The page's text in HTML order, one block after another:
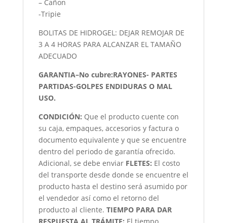
– Cañon
-Tripie
BOLITAS DE HIDROGEL: DEJAR REMOJAR DE
3 A 4 HORAS PARA ALCANZAR EL TAMAÑO
ADECUADO
GARANTIA–No cubre:RAYONES- PARTES
PARTIDAS-GOLPES ENDIDURAS O MAL
USO.
CONDICIÓN: Que el producto cuente con
su caja, empaques, accesorios y factura o
documento equivalente y que se encuentre
dentro del periodo de garantía ofrecido.
Adicional, se debe enviar FLETES: El costo
del transporte desde donde se encuentre el
producto hasta el destino será asumido por
el vendedor así como el retorno del
producto al cliente. TIEMPO PARA DAR